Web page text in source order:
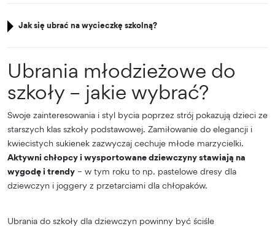
Jak się ubrać na wycieczkę szkolną?
Ubrania młodzieżowe do
szkoły – jakie wybrać?
Swoje zainteresowania i styl bycia poprzez strój pokazują dzieci ze
starszych klas szkoły podstawowej. Zamiłowanie do elegancji i
kwiecistych sukienek zazwyczaj cechuje młode marzycielki.
Aktywni chłopcy i wysportowane dziewczyny stawiają na
wygodę i trendy – w tym roku to np. pastelowe dresy dla
dziewczyn i joggery z przetarciami dla chłopaków.
Ubrania do szkoły dla dziewczyn powinny być ściśle